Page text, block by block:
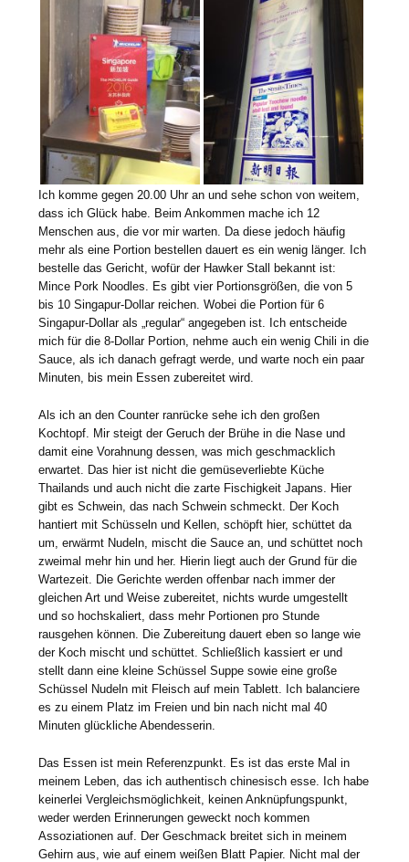
Ich komme gegen 20.00 Uhr an und sehe schon von weitem,
dass ich Glück habe. Beim Ankommen mache ich 12
Menschen aus, die vor mir warten. Da diese jedoch häufig
mehr als eine Portion bestellen dauert es ein wenig länger. Ich
bestelle das Gericht, wofür der Hawker Stall bekannt ist:
Mince Pork Noodles. Es gibt vier Portionsgrößen, die von 5
bis 10 Singapur-Dollar reichen. Wobei die Portion für 6
Singapur-Dollar als „regular“ angegeben ist. Ich entscheide
mich für die 8-Dollar Portion, nehme auch ein wenig Chili in die
Sauce, als ich danach gefragt werde, und warte noch ein paar
Minuten, bis mein Essen zubereitet wird.
Als ich an den Counter ranrücke sehe ich den großen
Kochtopf. Mir steigt der Geruch der Brühe in die Nase und
damit eine Vorahnung dessen, was mich geschmacklich
erwartet. Das hier ist nicht die gemüseverliebte Küche
Thailands und auch nicht die zarte Fischigkeit Japans. Hier
gibt es Schwein, das nach Schwein schmeckt. Der Koch
hantiert mit Schüsseln und Kellen, schöpft hier, schüttet da
um, erwärmt Nudeln, mischt die Sauce an, und schüttet noch
zweimal mehr hin und her. Hierin liegt auch der Grund für die
Wartezeit. Die Gerichte werden offenbar nach immer der
gleichen Art und Weise zubereitet, nichts wurde umgestellt
und so hochskaliert, dass mehr Portionen pro Stunde
rausgehen können. Die Zubereitung dauert eben so lange wie
der Koch mischt und schüttet. Schließlich kassiert er und
stellt dann eine kleine Schüssel Suppe sowie eine große
Schüssel Nudeln mit Fleisch auf mein Tablett. Ich balanciere
es zu einem Platz im Freien und bin nach nicht mal 40
Minuten glückliche Abendesserin.
Das Essen ist mein Referenzpunkt. Es ist das erste Mal in
meinem Leben, das ich authentisch chinesisch esse. Ich habe
keinerlei Vergleichsmöglichkeit, keinen Anknüpfungspunkt,
weder werden Erinnerungen geweckt noch kommen
Assoziationen auf. Der Geschmack breitet sich in meinem
Gehirn aus, wie auf einem weißen Blatt Papier. Nicht mal der